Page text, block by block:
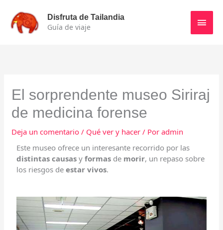
contenido
Disfruta de Tailandia
Guía de viaje
El sorprendente museo Siriraj
de medicina forense
Deja un comentario / Qué ver y hacer / Poradmin
Este museo ofrece un interesante recorrido por las
distintas causas yformas de morir, un repaso sobre
los riesgos deestar vivos.